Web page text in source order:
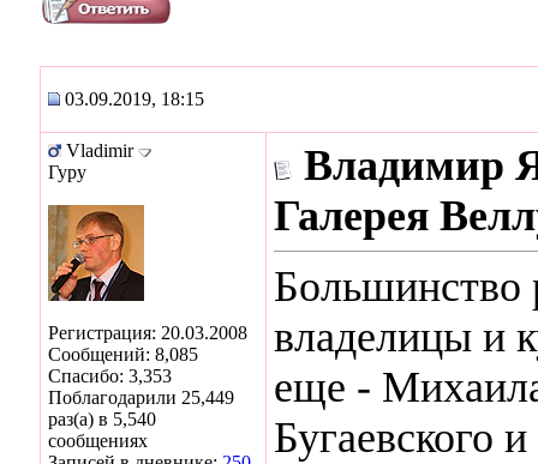
03.09.2019, 18:15
Vladimir
Гуру
Регистрация: 20.03.2008
Сообщений: 8,085
Спасибо: 3,353
Поблагодарили 25,449
раз(а) в 5,540
сообщениях
Владимир
Галерея
Большинство
владелицы и
еще -
Бугаевского